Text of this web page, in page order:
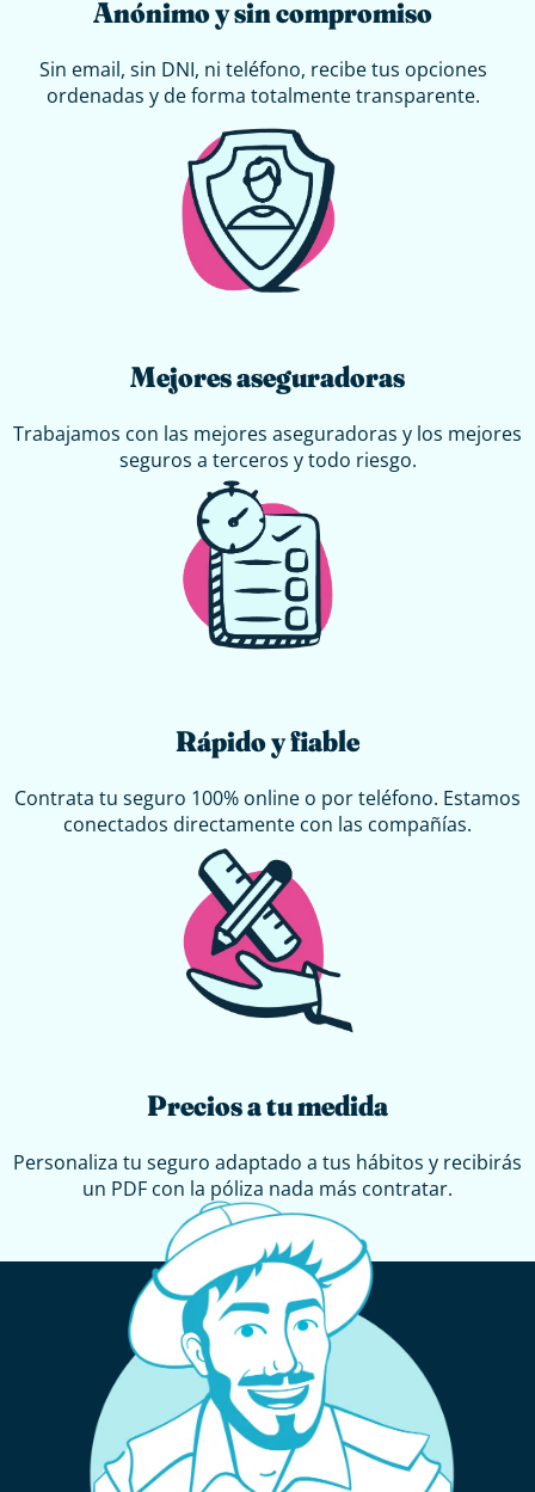
Anónimo y sin compromiso
Sin email, sin DNI, ni teléfono, recibe tus opciones
ordenadas y de forma totalmente transparente.
Mejores aseguradoras
Trabajamos con las mejores aseguradoras y los mejores
seguros a terceros y todo riesgo.
Rápido y fiable
Contrata tu seguro 100% online o por teléfono. Estamos
conectados directamente con las compañías.
Precios a tu medida
Personaliza tu seguro adaptado a tus hábitos y recibirás
un PDF con la póliza nada más contratar.